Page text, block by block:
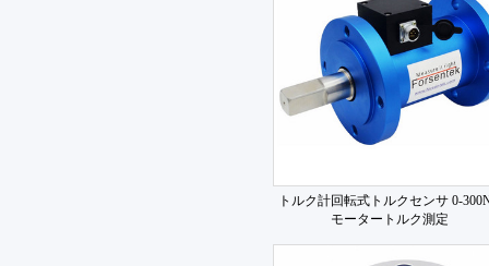
トルク計回転式トルクセンサ 0-
モータートルク測定